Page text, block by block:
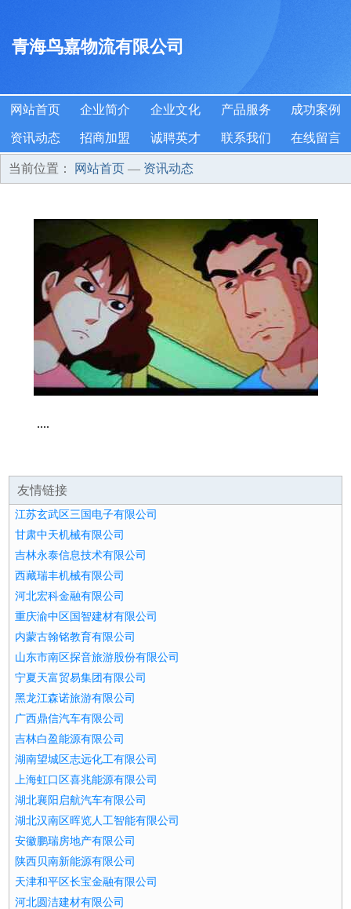
青海鸟嘉物流有限公司
网站首页 企业简介 企业文化 产品服务 成功案例
资讯动态 招商加盟 诚聘英才 联系我们 在线留言
当前位置： 网站首页 — 资讯动态
....
友情链接
江苏玄武区三国电子有限公司
甘肃中天机械有限公司
吉林永泰信息技术有限公司
西藏瑞丰机械有限公司
河北宏科金融有限公司
重庆渝中区国智建材有限公司
内蒙古翰铭教育有限公司
山东市南区探音旅游股份有限公司
宁夏天富贸易集团有限公司
黑龙江森诺旅游有限公司
广西鼎信汽车有限公司
吉林白盈能源有限公司
湖南望城区志远化工有限公司
上海虹口区喜兆能源有限公司
湖北襄阳启航汽车有限公司
湖北汉南区晖览人工智能有限公司
安徽鹏瑞房地产有限公司
陕西贝南新能源有限公司
天津和平区长宝金融有限公司
河北圆洁建材有限公司